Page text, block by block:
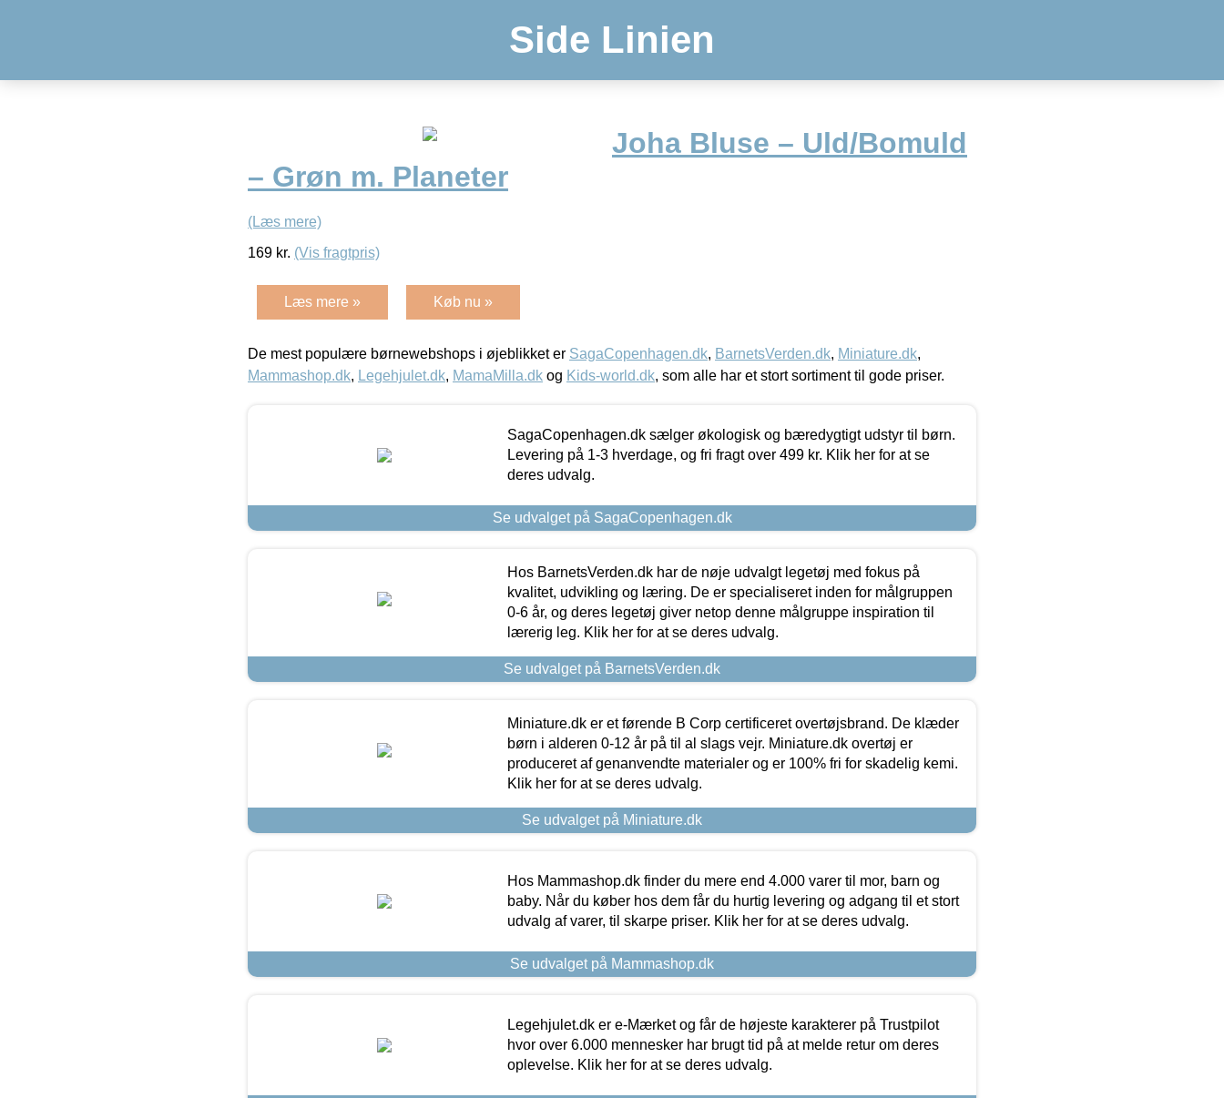
Side Linien
Joha Bluse – Uld/Bomuld
– Grøn m. Planeter
(Læs mere)
169 kr. (Vis fragtpris)
Læs mere » Køb nu »
De mest populære børnewebshops i øjeblikket er SagaCopenhagen.dk, BarnetsVerden.dk, Miniature.dk,
Mammashop.dk, Legehjulet.dk, MamaMilla.dk og Kids-world.dk, som alle har et stort sortiment til gode priser.
SagaCopenhagen.dk sælger økologisk og bæredygtigt udstyr til børn.
Levering på 1-3 hverdage, og fri fragt over 499 kr. Klik her for at se
deres udvalg.
Se udvalget på SagaCopenhagen.dk
Hos BarnetsVerden.dk har de nøje udvalgt legetøj med fokus på
kvalitet, udvikling og læring. De er specialiseret inden for målgruppen
0-6 år, og deres legetøj giver netop denne målgruppe inspiration til
lærerig leg. Klik her for at se deres udvalg.
Se udvalget på BarnetsVerden.dk
Miniature.dk er et førende B Corp certificeret overtøjsbrand. De klæder
børn i alderen 0-12 år på til al slags vejr. Miniature.dk overtøj er
produceret af genanvendte materialer og er 100% fri for skadelig kemi.
Klik her for at se deres udvalg.
Se udvalget på Miniature.dk
Hos Mammashop.dk finder du mere end 4.000 varer til mor, barn og
baby. Når du køber hos dem får du hurtig levering og adgang til et stort
udvalg af varer, til skarpe priser. Klik her for at se deres udvalg.
Se udvalget på Mammashop.dk
Legehjulet.dk er e-Mærket og får de højeste karakterer på Trustpilot
hvor over 6.000 mennesker har brugt tid på at melde retur om deres
oplevelse. Klik her for at se deres udvalg.